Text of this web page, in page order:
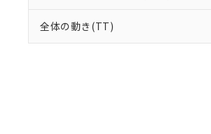
全体の動き(TT)